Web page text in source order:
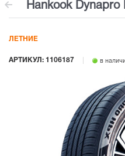
Hankook Dynapro
АРТИКУЛ: 1106187 в
ЛЕТНИЕ